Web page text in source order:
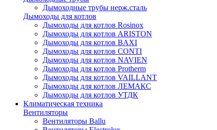
Дымоходные трубы нерж.сталь
Дымоходы для котлов
Дымоходы для котлов Rosinox
Дымоходы для котлов ARISTON
Дымоходы для котлов BAXI
Дымоходы для котлов CONTI
Дымоходы для котлов NAVIEN
Дымоходы для котлов Protherm
Дымоходы для котлов VAILLANT
Дымоходы для котлов ЛЕМАКС
Дымоходы для котлов УТДК
Климатическая техника
Вентиляторы
Вентиляторы Ballu